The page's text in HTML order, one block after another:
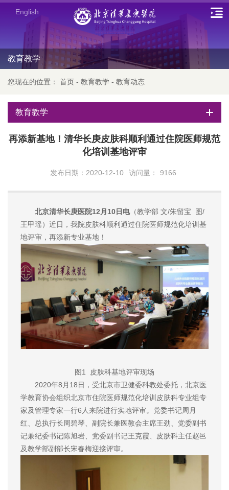
English
教育教学
您现在的位置： 首页 - 教育教学 - 教育动态
教育教学
再添新基地！清华长庚皮肤科顺利通过住院医师规范
化培训基地评审
发布日期：2020-12-10 访问量： 9166
北京清华长庚医院12月10日电（教学部 文/朱留宝 图/
王甲瑶）近日，我院皮肤科顺利通过住院医师规范化培训基
地评审，再添新专业基地！
图1 皮肤科基地评审现场
2020年8月18日，受北京市卫健委科教处委托，北京医
学教育协会组织北京市住院医师规范化培训皮肤科专业组专
家及管理专家一行6人来院进行实地评审。党委书记周月
红、总执行长周碧琴、副院长兼医教会主席王劲、党委副书
记兼纪委书记陈旭岩、党委副书记王克霞、皮肤科主任赵邑
及教学部副部长宋春梅迎接评审。